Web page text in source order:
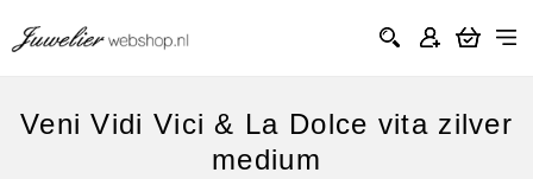
Veni Vidi Vici & La Dolce vita zilver
medium